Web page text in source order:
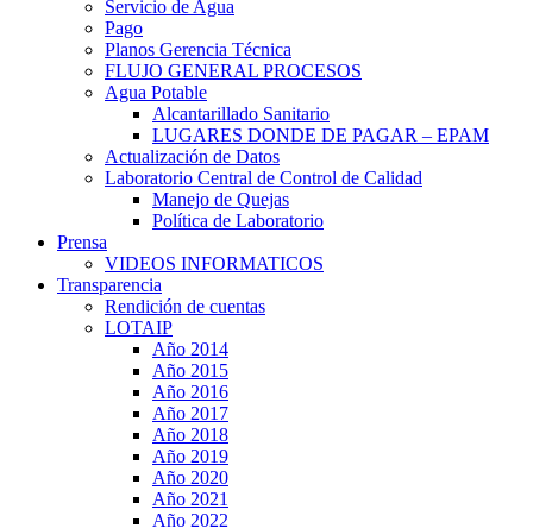
Servicio de Agua
Pago
Planos Gerencia Técnica
FLUJO GENERAL PROCESOS
Agua Potable
Alcantarillado Sanitario
LUGARES DONDE DE PAGAR – EPAM
Actualización de Datos
Laboratorio Central de Control de Calidad
Manejo de Quejas
Política de Laboratorio
Prensa
VIDEOS INFORMATICOS
Transparencia
Rendición de cuentas
LOTAIP
Año 2014
Año 2015
Año 2016
Año 2017
Año 2018
Año 2019
Año 2020
Año 2021
Año 2022